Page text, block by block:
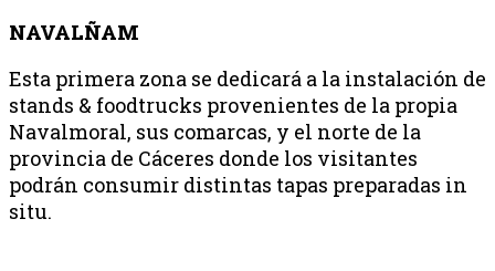
NAVALÑAM
Esta primera zona se dedicará a la instalación de
stands & foodtrucks provenientes de la propia
Navalmoral, sus comarcas, y el norte de la
provincia de Cáceres donde los visitantes
podrán consumir distintas tapas preparadas in
situ.